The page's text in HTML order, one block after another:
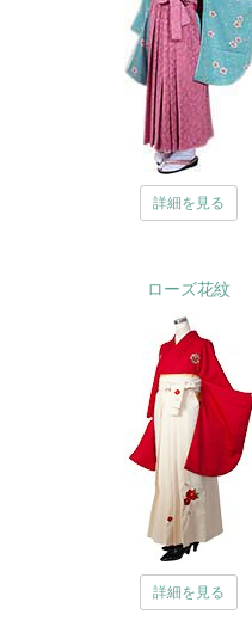
詳細を見る
ローズ花紋
詳細を見る